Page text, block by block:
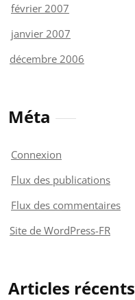
février 2007
janvier 2007
décembre 2006
Méta
Connexion
Flux des publications
Flux des commentaires
Site de WordPress-FR
Articles récents